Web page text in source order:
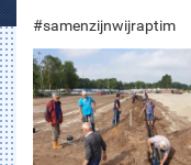
#samenzijnwijraptim